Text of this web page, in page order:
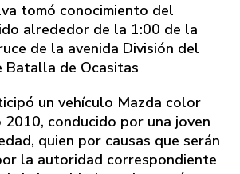
tomó conocimiento del
alrededor de la 1:00 de la
de la avenida División del
de Ocasitas
un vehículo Mazda color
conducido por una joven
quien por causas que serán
la autoridad correspondiente